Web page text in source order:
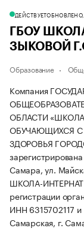
ДЕЙСТВУЕТОБНОВЛЕНО,
ГБОУ
ЗЫКОВОЙ
Образование
Компания
ОБЛАСТИ
ОБУЧАЮЩИХСЯ
ЗДОРОВЬЯ
Самара, ул.
ШКОЛА-
регистрации
ИНН 6315702117
Самарская, г.